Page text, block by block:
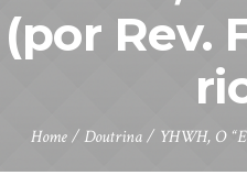
(por Rev.
Home /Doutrina / YHWH, O